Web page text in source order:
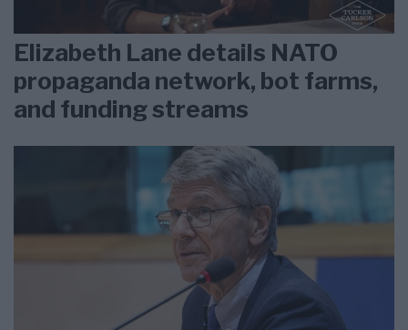
Elizabeth Lane details NATO
propaganda network, bot farms,
and funding streams